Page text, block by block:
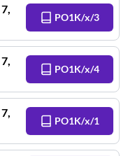
7,
PO1K/x/3
7,
PO1K/x/4
7,
PO1K/x/1